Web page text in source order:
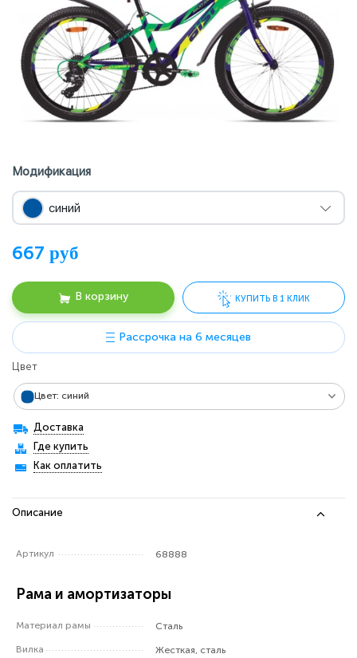
Модификация
синий
667 руб
Цвет
В корзину КУПИТЬ В 1 КЛИК
Рассрочка на 6 месяцев
Цена действительна только для интернет-магазина и может
отличаться от цен в розничных магазинах. Уточняйте наличие и
стоимость товара по телефону +375 (29) 7777-470.
Доставка
Где купить
Как оплатить
Описание
Артикул 68888
Рама и амортизаторы
Материал рамы Сталь
Вилка Жесткая, сталь